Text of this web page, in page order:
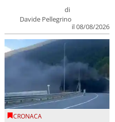
di
Davide Pellegrino
il 08/08/2026
CRONACA